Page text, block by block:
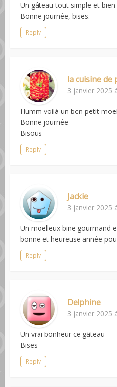
Un gâteau tout simple et
Bonne journée, bises.
Reply
la cuisine de
3 janvier 2025
Humm voilà un bon petit
Bonne journée
Bisous
Reply
Jackie
3 janvier 2025
Un moelleux bine gourmand
bonne et heureuse année
Reply
Delphine
3 janvier 2025
Un vrai bonheur ce gâteau
Bises
Reply